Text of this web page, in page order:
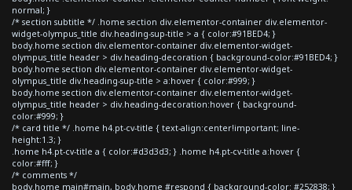
normal; }
/* section subtitle */ .home section div.elementor-container div.elementor-
widget-olympus_title div.heading-sup-title > a { color:#91BED4; }
body.home section div.elementor-container div.elementor-widget-
olympus_title header > div.heading-decoration { background-color:#91BED4; }
body.home section div.elementor-container div.elementor-widget-
olympus_title div.heading-sup-title > a:hover { color:#999; }
body.home section div.elementor-container div.elementor-widget-
olympus_title header > div.heading-decoration:hover { background-
color:#999; }
/* card title */ .home h4.pt-cv-title { text-align:center!important; line-
height:1.3; }
.home h4.pt-cv-title a { color:#d3d3d3; } .home h4.pt-cv-title a:hover {
color:#fff; }
/* comments */
body.home main#main, body.home #respond { background-color: #252838; }